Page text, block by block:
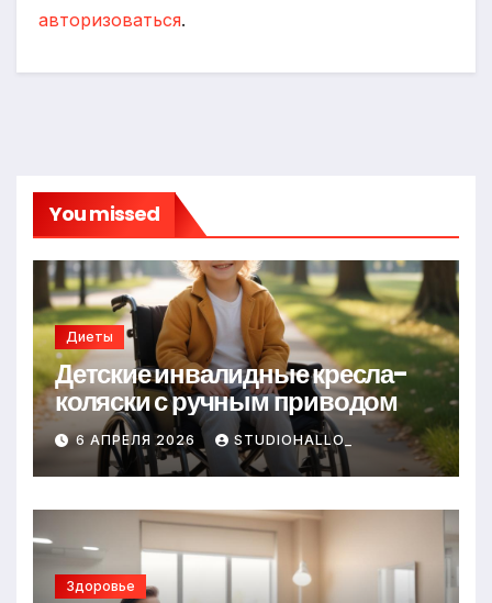
авторизоваться.
You missed
Диеты
Детские инвалидные кресла-
коляски с ручным приводом
6 АПРЕЛЯ 2026 STUDIOHALLO_
Здоровье